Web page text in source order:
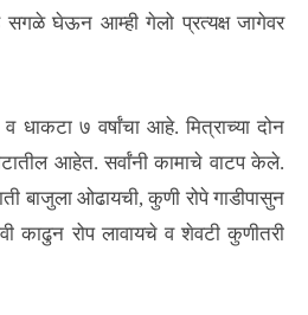
सगळे घेऊन आम्ही गेलो प्रत्यक्ष जागेवर
व धाकटा ७ वर्षांचा आहे. मित्राच्या दोन
आहेत. सर्वांनी कामाचे वाटप केले.
बाजुला ओढायची, कुणी रोपे गाडीपासुन
काढुन रोप लावायचे व शेवटी कुणीतरी